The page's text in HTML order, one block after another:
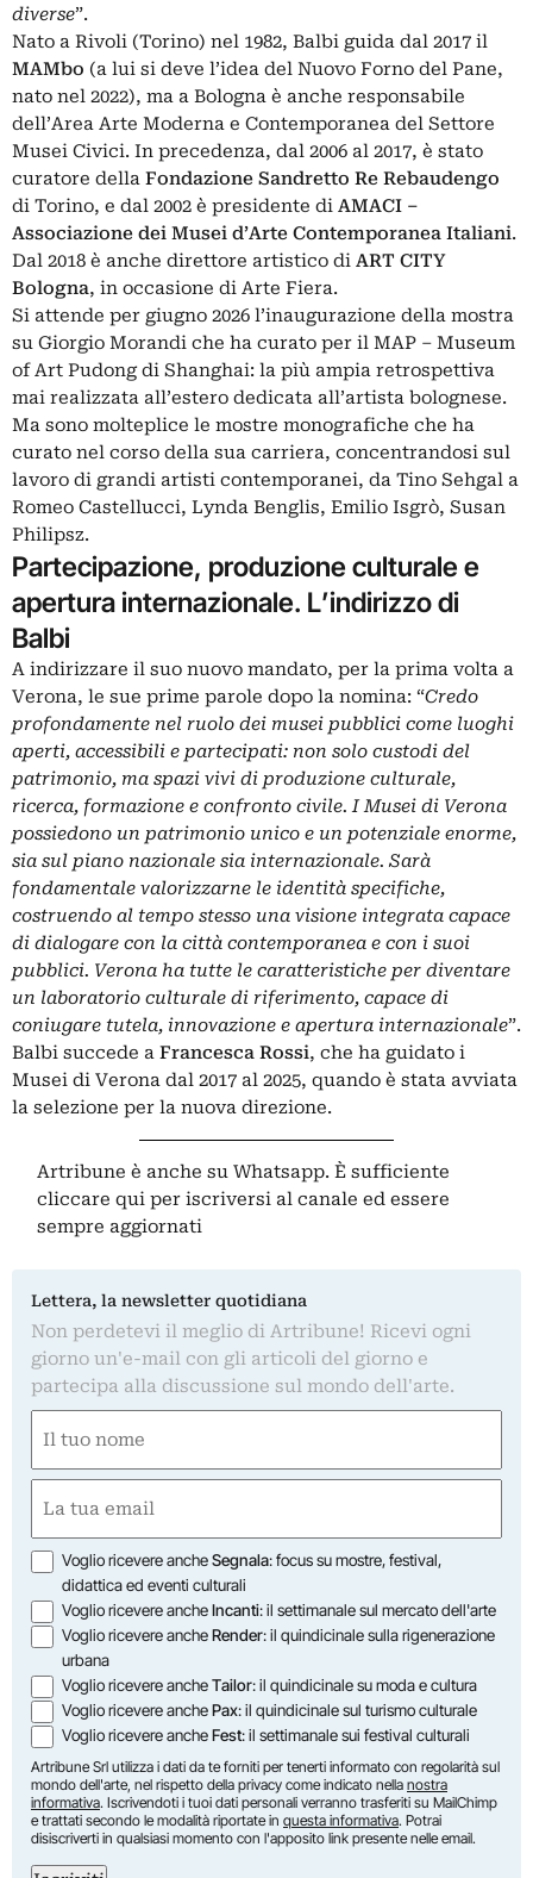
diverse”.
Nato a Rivoli (Torino) nel 1982, Balbi guida dal 2017 il
MAMbo (a lui si deve l’idea del Nuovo Forno del Pane,
nato nel 2022), ma a Bologna è anche responsabile
dell’Area Arte Moderna e Contemporanea del Settore
Musei Civici. In precedenza, dal 2006 al 2017, è stato
curatore della Fondazione Sandretto Re Rebaudengo
di Torino, e dal 2002 è presidente di AMACI –
Associazione dei Musei d’Arte Contemporanea Italiani.
Dal 2018 è anche direttore artistico di ART CITY
Bologna, in occasione di Arte Fiera.
Si attende per giugno 2026 l’inaugurazione della mostra
su Giorgio Morandi che ha curato per il MAP – Museum
of Art Pudong di Shanghai: la più ampia retrospettiva
mai realizzata all’estero dedicata all’artista bolognese.
Ma sono molteplice le mostre monografiche che ha
curato nel corso della sua carriera, concentrandosi sul
lavoro di grandi artisti contemporanei, da Tino Sehgal a
Romeo Castellucci, Lynda Benglis, Emilio Isgrò, Susan
Philipsz.
Partecipazione, produzione culturale e
apertura internazionale. L’indirizzo di
Balbi
A indirizzare il suo nuovo mandato, per la prima volta a
Verona, le sue prime parole dopo la nomina: “Credo
profondamente nel ruolo dei musei pubblici come luoghi
aperti, accessibili e partecipati: non solo custodi del
patrimonio, ma spazi vivi di produzione culturale,
ricerca, formazione e confronto civile. I Musei di Verona
possiedono un patrimonio unico e un potenziale enorme,
sia sul piano nazionale sia internazionale. Sarà
fondamentale valorizzarne le identità specifiche,
costruendo al tempo stesso una visione integrata capace
di dialogare con la città contemporanea e con i suoi
pubblici. Verona ha tutte le caratteristiche per diventare
un laboratorio culturale di riferimento, capace di
coniugare tutela, innovazione e apertura internazionale”.
Balbi succede a Francesca Rossi, che ha guidato i
Musei di Verona dal 2017 al 2025, quando è stata avviata
la selezione per la nuova direzione.
Artribune è anche su Whatsapp. È sufficiente
cliccare qui per iscriversi al canale ed essere
sempre aggiornati
Lettera, la newsletter quotidiana
Non perdetevi il meglio di Artribune! Ricevi ogni
giorno un'e-mail con gli articoli del giorno e
partecipa alla discussione sul mondo dell'arte.
(Obbligatorio)
Nome
(Obbligatorio)
Opzioni
Voglio ricevere ancheSegnala: focus su mostre, festival,
didattica ed eventi culturali
Voglio ricevere ancheIncanti: il settimanale sul mercato dell'arte
Voglio ricevere ancheRender: il quindicinale sulla rigenerazione
urbana
Voglio ricevere ancheTailor: il quindicinale su moda e cultura
Voglio ricevere anchePax: il quindicinale sul turismo culturale
Voglio ricevere ancheFest: il settimanale sui festival culturali
Artribune Srl utilizza i dati da te forniti per tenerti informato con regolarità sul
mondo dell'arte, nel rispetto della privacy come indicato nella nostra
informativa. Iscrivendoti i tuoi dati personali verranno trasferiti su MailChimp
e trattati secondo le modalità riportate in questa informativa. Potrai
disiscriverti in qualsiasi momento con l'apposito link presente nelle email.